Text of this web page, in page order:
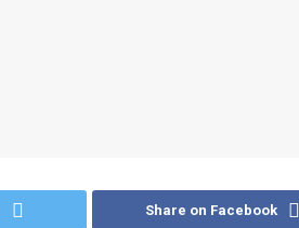
Share on Facebook